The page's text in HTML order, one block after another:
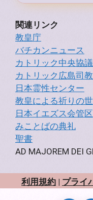
関連リンク
教皇庁
バチカンニュース
カトリック中央協
カトリック広島司
日本霊性センター
教皇による祈りの
日本イエズス会管区
みことばの典礼
聖書
AD MAJOREM DEI
利用規約 | プライ